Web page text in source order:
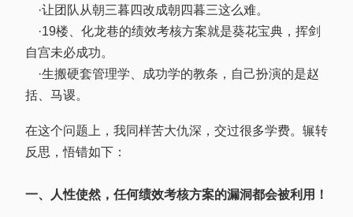
·让团队从朝三暮四改成朝四暮三这么难。
·19楼、化龙巷的绩效考核方案就是葵花宝典，挥剑
自宫未必成功。
·生搬硬套管理学、成功学的教条，自己扮演的是赵
括、马谡。
在这个问题上，我同样苦大仇深，交过很多学费。辗转
反思，悟错如下：
一、人性使然，任何绩效考核方案的漏洞都会被利用！